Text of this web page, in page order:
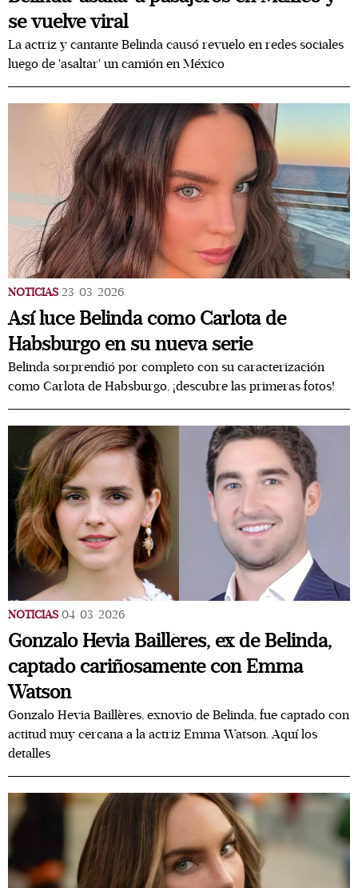
se vuelve viral
La actriz y cantante Belinda causó revuelo en redes sociales
luego de 'asaltar' un camión en México
NOTICIAS 23/03/2026
Así luce Belinda como Carlota de
Habsburgo en su nueva serie
Belinda sorprendió por completo con su caracterización
como Carlota de Habsburgo, ¡descubre las primeras fotos!
NOTICIAS 04/03/2026
Gonzalo Hevia Baillères, ex de Belinda,
captado cariñosamente con Emma
Watson
Gonzalo Hevia Baillères, exnovio de Belinda, fue captado con
actitud muy cercana a la actriz Emma Watson. Aquí los
detalles